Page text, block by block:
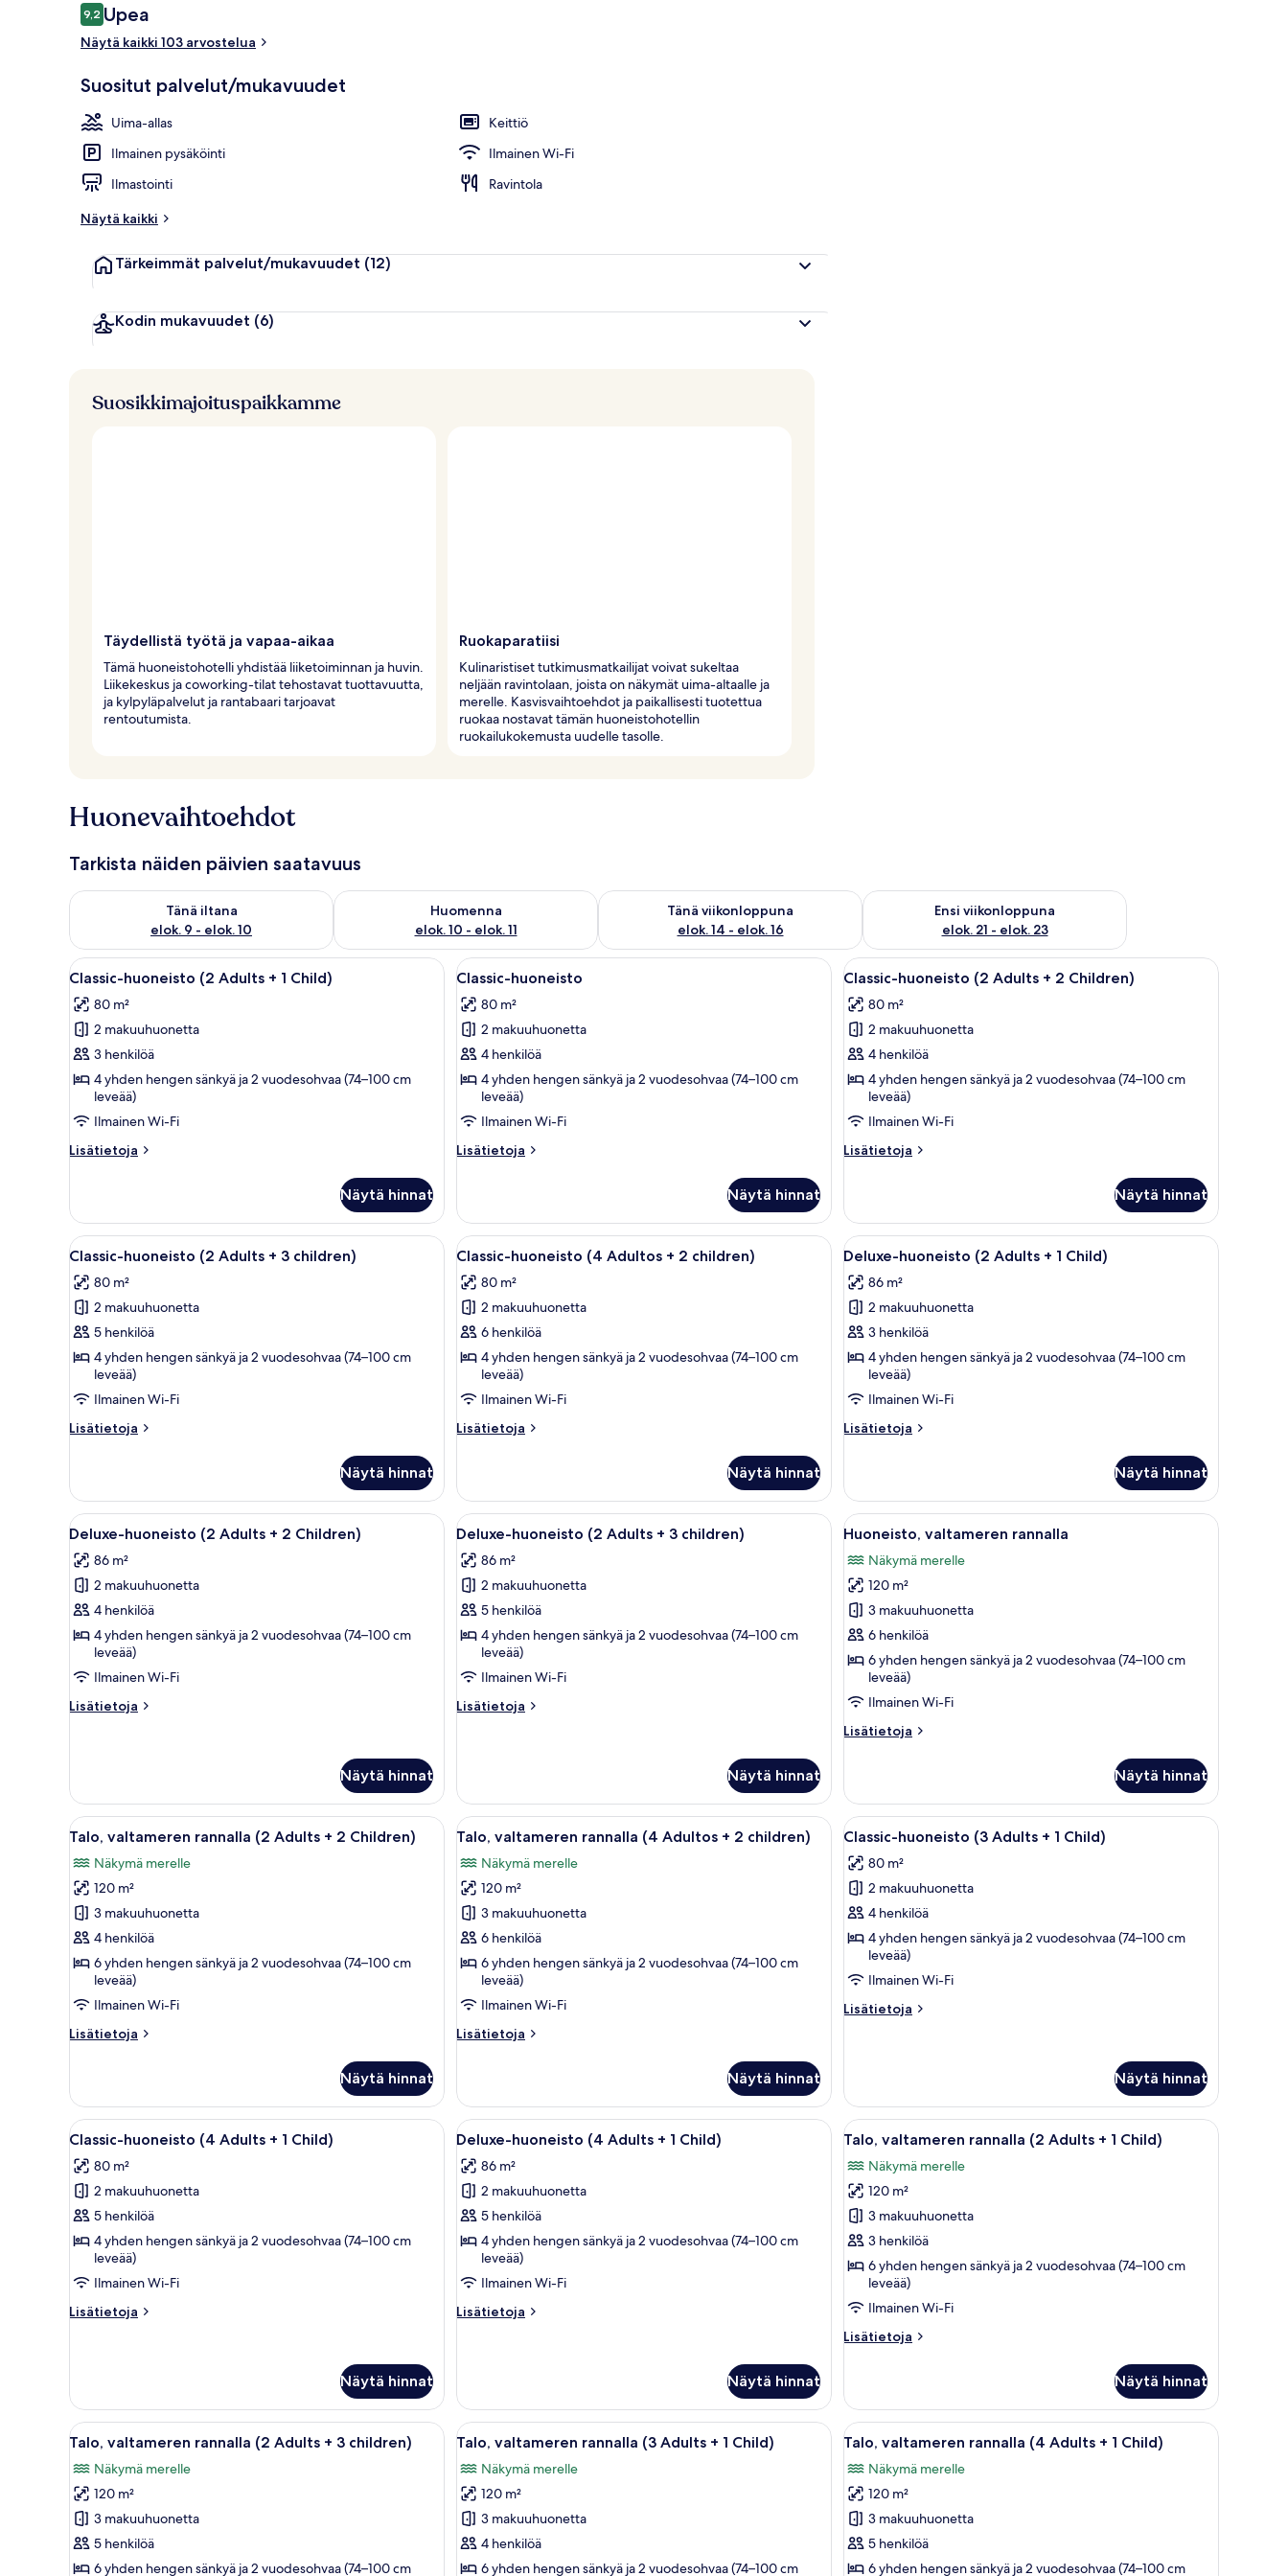
Arvostelut
9,29,2 kautta 10.
Upea
Näytä kaikki 103 arvostelua
Suositut palvelut/mukavuudet
Uima-allas
Keittiö
Ilmainen pysäköinti
Ilmainen Wi-Fi
Ilmastointi
Ravintola
Näytä kaikki
Tärkeimmät palvelut/mukavuudet (12)
Kodin mukavuudet (6)
Suosikkimajoituspaikkamme
Täydellistä työtä ja vapaa-aikaa
Tämä huoneistohotelli yhdistää liiketoiminnan ja huvin.
Liikekeskus ja coworking-tilat tehostavat tuottavuutta,
ja kylpyläpalvelut ja rantabaari tarjoavat
rentoutumista.
Ruokaparatiisi
Kulinaristiset tutkimusmatkailijat voivat sukeltaa
neljään ravintolaan, joista on näkymät uima-altaalle ja
merelle. Kasvisvaihtoehdot ja paikallisesti tuotettua
ruokaa nostavat tämän huoneistohotellin
ruokailukokemusta uudelle tasolle.
Huonevaihtoehdot
Tarkista näiden päivien saatavuus
Tänä iltana
elok. 9 - elok. 10
Tarkista tämän illan saatavuus elok. 9 - elok. 10
Huomenna
elok. 10 - elok. 11
Tarkista huomisen saatavuus elok. 10 - elok. 11
Tänä viikonloppuna
elok. 14 - elok. 16
Tarkista tämän viikonlopun saatavuus elok. 14 - elok. 16
Ensi viikonloppuna
elok. 21 - elok. 23
Tarkista ensi viikonlopun saatavuus elok. 21 - elok. 23
Avaa
kaikki
huonetyypin
Classic-
huoneisto
(2
Adults
+
1
Moderni ulkotila, jossa on valkoinen pöytä ja tuolit, keltainen sohva ja runsaasti vihreitä kasveja.
8
Classic-huoneisto (2 Adults + 1 Child)
80 m²
2 makuuhuonetta
3 henkilöä
4 yhden hengen sänkyä ja 2 vuodesohvaa (74–100 cm
leveää)
Ilmainen Wi-Fi
Lisätietoja
Lisätietoja
(2
Adults
+
Child)
Näytä hinnat
Avaa
kaikki
huonetyypin
Classic-
huoneisto
kuvat
Moderni ulkotila, jossa on valkoinen pöytä ja tuolit, keltainen sohva ja runsaasti vihreitä kasveja.
8
Classic-huoneisto
80 m²
2 makuuhuonetta
4 henkilöä
4 yhden hengen sänkyä ja 2 vuodesohvaa (74–100 cm
leveää)
Ilmainen Wi-Fi
Lisätietoja
Lisätietoja
Näytä hinnat
Avaa
kaikki
huonetyypin
Classic-
huoneisto
(2
Adults
+
2
Moderni ulkotila, jossa on valkoinen pöytä
8
Classic-huoneisto (2 Adults + 2 Children)
80 m²
2 makuuhuonetta
4 henkilöä
4 yhden hengen sänkyä ja 2 vuodesohvaa (74–100 cm
leveää)
Ilmainen Wi-Fi
Lisätietoja
Lisätietoja
(2
Adults
+
Children)
Näytä hinnat
Avaa
kaikki
huonetyypin
Classic-
huoneisto
(2
Adults
+
3
Moderni ulkotila, jossa on valkoinen pöytä ja tuolit, keltainen sohva ja runsaasti vihreitä kasveja.
8
Classic-huoneisto (2 Adults + 3 children)
80 m²
2 makuuhuonetta
5 henkilöä
4 yhden hengen sänkyä ja 2 vuodesohvaa (74–100 cm
leveää)
Ilmainen Wi-Fi
Lisätietoja
Lisätietoja
(2
Adults
+
children)
Näytä hinnat
Avaa
kaikki
huonetyypin
Classic-
huoneisto
(4
Adultos
+
2
Moderni ulkotila, jossa on valkoinen pöytä ja tuolit, keltainen sohva ja runsaasti vihreitä kasveja.
8
Classic-huoneisto (4 Adultos + 2 children)
80 m²
2 makuuhuonetta
6 henkilöä
4 yhden hengen sänkyä ja 2 vuodesohvaa (74–100 cm
leveää)
Ilmainen Wi-Fi
Lisätietoja
Lisätietoja
(4
Adultos
+
children)
Näytä hinnat
Avaa
kaikki
huonetyypin
Deluxe-
huoneisto
(2
Adults
+
1
Moderni allasalue, jossa on kirkkaan
9
Deluxe-huoneisto (2 Adults + 1 Child)
86 m²
2 makuuhuonetta
3 henkilöä
4 yhden hengen sänkyä ja 2 vuodesohvaa (74–100 cm
leveää)
Ilmainen Wi-Fi
Lisätietoja
Lisätietoja
(2
Adults
+
Child)
Näytä hinnat
Avaa
kaikki
huonetyypin
Deluxe-
huoneisto
(2
Adults
+
2
Moderni allasalue, jossa on kirkkaan sininen allas, vihreää keinonurmea ja sinisiä aurinkotuoleja.
9
Deluxe-huoneisto (2 Adults + 2 Children)
86 m²
2 makuuhuonetta
4 henkilöä
4 yhden hengen sänkyä ja 2 vuodesohvaa (74–100 cm
leveää)
Ilmainen Wi-Fi
Lisätietoja
Lisätietoja
Adults
2
Children)
Näytä hinnat
Avaa
kaikki
huonetyypin
Deluxe-
huoneisto
(2
Adults
+
3
Moderni allasalue, jossa on kirkkaan sininen allas, vihreää keinonurmea ja sinisiä aurinkotuoleja.
9
Deluxe-huoneisto (2 Adults + 3 children)
86 m²
2 makuuhuonetta
5 henkilöä
4 yhden hengen sänkyä ja 2 vuodesohvaa (74–100 cm
leveää)
Ilmainen Wi-Fi
Lisätietoja
Lisätietoja
Adults
3
children)
Näytä hinnat
Avaa
kaikki
huonetyypin
Huoneisto,
valtameren
rannalla
kuvat
13
Huoneisto, valtameren rannalla
Näkymä merelle
120 m²
3 makuuhuonetta
6 henkilöä
6 yhden hengen sänkyä ja 2 vuodesohvaa (74–100 cm
leveää)
Ilmainen Wi-Fi
Lisätietoja
Lisätietoja
rannalla
Näytä hinnat
Avaa
kaikki
huonetyypin
Talo,
valtameren
rannalla
(2
Adults
+
2
Children)
13
Talo, valtameren rannalla (2 Adults + 2 Children)
Näkymä merelle
120 m²
3 makuuhuonetta
4 henkilöä
6 yhden hengen sänkyä ja 2 vuodesohvaa (74–100 cm
leveää)
Ilmainen Wi-Fi
Lisätietoja
Lisätietoja
rannalla
(2
Adults
2
Children)
Näytä hinnat
Avaa
kaikki
huonetyypin
Talo,
valtameren
rannalla
(4
Adultos
+
2
children)
13
Talo, valtameren rannalla (4 Adultos + 2 children)
Näkymä merelle
120 m²
3 makuuhuonetta
6 henkilöä
6 yhden hengen sänkyä ja 2 vuodesohvaa (74–100 cm
leveää)
Ilmainen Wi-Fi
Lisätietoja
Lisätietoja
rannalla
(4
Adultos
2
children)
Näytä hinnat
Avaa
kaikki
huonetyypin
Classic-
huoneisto
(3
Adults
+
1
Moderni ulkotila, jossa on valkoinen pöytä
8
Classic-huoneisto (3 Adults + 1 Child)
80 m²
2 makuuhuonetta
4 henkilöä
4 yhden hengen sänkyä ja 2 vuodesohvaa (74–100 cm
leveää)
Ilmainen Wi-Fi
Lisätietoja
Lisätietoja
Adults
1
Child)
Näytä hinnat
Avaa
kaikki
huonetyypin
Classic-
huoneisto
(4
Adults
+
1
Moderni ulkotila, jossa on valkoinen pöytä ja tuolit, keltainen sohva ja runsaasti vihreitä kasveja.
8
Classic-huoneisto (4 Adults + 1 Child)
80 m²
2 makuuhuonetta
5 henkilöä
4 yhden hengen sänkyä ja 2 vuodesohvaa (74–100 cm
leveää)
Ilmainen Wi-Fi
Lisätietoja
Lisätietoja
Adults
1
Child)
Näytä hinnat
Avaa
kaikki
huonetyypin
Deluxe-
huoneisto
(4
Adults
+
1
Moderni allasalue, jossa on kirkkaan sininen allas, vihreää keinonurmea ja sinisiä aurinkotuoleja.
9
Deluxe-huoneisto (4 Adults + 1 Child)
86 m²
2 makuuhuonetta
5 henkilöä
4 yhden hengen sänkyä ja 2 vuodesohvaa (74–100 cm
leveää)
Ilmainen Wi-Fi
Lisätietoja
Lisätietoja
Adults
1
Child)
Näytä hinnat
Avaa
kaikki
huonetyypin
Talo,
valtameren
rannalla
(2
Adults
+
1
Child)
13
Talo, valtameren rannalla (2 Adults + 1 Child)
Näkymä merelle
120 m²
3 makuuhuonetta
3 henkilöä
6 yhden hengen sänkyä ja 2 vuodesohvaa (74–100 cm
leveää)
Ilmainen Wi-Fi
Lisätietoja
Lisätietoja
rannalla
(2
Adults
Child)
Näytä hinnat
Avaa
kaikki
huonetyypin
Talo,
valtameren
rannalla
(2
13
Talo, valtameren rannalla (2 Adults + 3 children)
Näkymä merelle
120 m²
3 makuuhuonetta
5 henkilöä
6 yhden hengen sänkyä ja 2 vuodesohvaa (74–100 cm
Avaa
kaikki
huonetyypin
Talo,
valtameren
rannalla
(3
13
Talo, valtameren rannalla (3 Adults + 1 Child)
Näkymä merelle
120 m²
3 makuuhuonetta
4 henkilöä
6 yhden hengen sänkyä ja 2 vuodesohvaa (74–100 cm
Avaa
kaikki
huonetyypin
Talo,
valtameren
rannalla
(4
13
Talo, valtameren rannalla (4 Adults + 1 Child)
Näkymä merelle
120 m²
3 makuuhuonetta
5 henkilöä
6 yhden hengen sänkyä ja 2 vuodesohvaa (74–100 cm